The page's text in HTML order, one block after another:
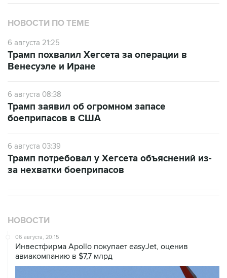
НОВОСТИ ПО ТЕМЕ
6 августа 21:25
Трамп похвалил Хегсета за операции в
Венесуэле и Иране
6 августа 08:38
Трамп заявил об огромном запасе
боеприпасов в США
6 августа 03:39
Трамп потребовал у Хегсета объяснений из-
за нехватки боеприпасов
НОВОСТИ
06 августа, 20:15
Инвестфирма Apollo покупает easyJet, оценив
авиакомпанию в $7,7 млрд